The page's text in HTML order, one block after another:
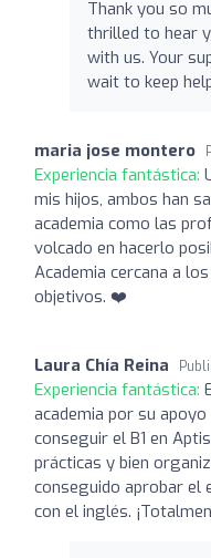
Thank you so
thrilled to hear
with us. Your
wait to keep
maria jose montero
Experiencia fantástica:
mis hijos, ambos han
academia como las
volcado en hacerlo
Academia cercana a
objetivos. ❤️
Laura Chía Reina
Experiencia fantástica:
academia por su
conseguir el B1 en
prácticas y bien
conseguido aprobar el
con el inglés.